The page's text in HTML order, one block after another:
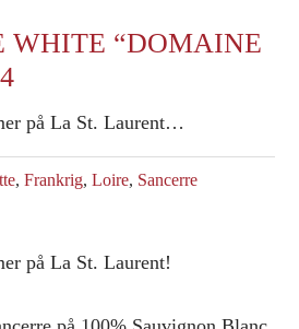
WHITE “DOMAINE
på La St. Laurent…
, Frankrig, Loire, Sancerre
på La St. Laurent!